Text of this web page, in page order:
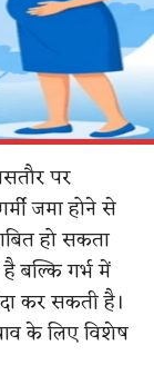
पर
जमा होने से
हो सकता
बल्कि गर्भ में
कर सकती है।
के लिए विशेष